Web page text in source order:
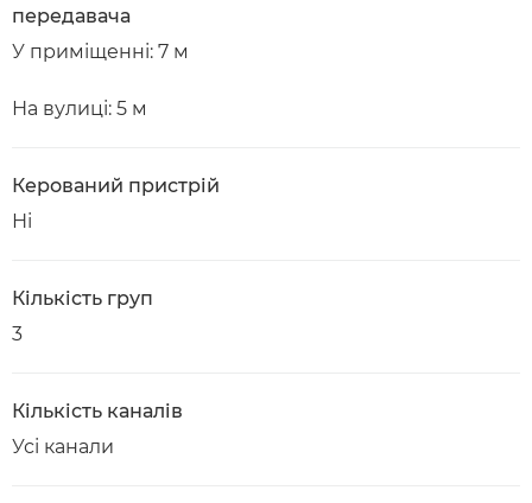
передавача
У приміщенні: 7 м
На вулиці: 5 м
Керований пристрій
Ні
Кількість груп
3
Кількість каналів
Усі канали